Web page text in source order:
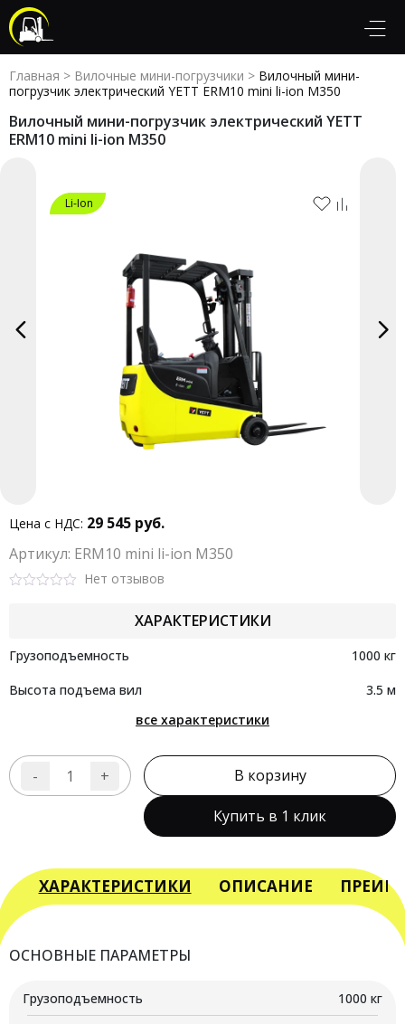
Главная > Вилочные мини-погрузчики > Вилочный мини-
погрузчик электрический YETT ERM10 mini li-ion M350
Вилочный мини-погрузчик электрический YETT
ERM10 mini li-ion M350
Li-Ion
Li-Ion
Li-Ion
Li-Ion
Li-Ion
Li-Ion
Li-Ion
Li-Ion
Li-Ion
Li-Ion
Li-Ion
Цена с НДС: 29 545 руб.
Aртикул: ERM10 mini li-ion M350
5
Нет отзывов
ХАРАКТЕРИСТИКИ
Грузоподъемность
1000 кг
Высота подъема вил
3.5 м
все характеристики
-
Количество
погрузчик
электрический
YETT
li-
M350
+ В корзину
Купить в 1 клик
ХАРАКТЕРИСТИКИ ОПИСАНИЕ
ОСНОВНЫЕ ПАРАМЕТРЫ
Грузоподъемность 1000 кг